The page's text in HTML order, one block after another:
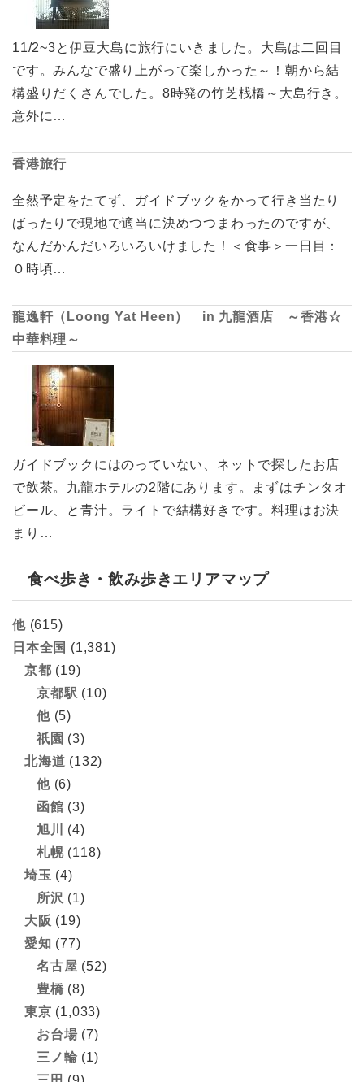
11/2~3と伊豆大島に旅行にいきました。大島は二回目
です。みんなで盛り上がって楽しかった～！朝から結
構盛りだくさんでした。8時発の竹芝桟橋～大島行き。
意外に…
香港旅行
全然予定をたてず、ガイドブックをかって行き当たり
ばったりで現地で適当に決めつつまわったのですが、
なんだかんだいろいろいけました！＜食事＞一日目：
０時頃…
龍逸軒（Loong Yat Heen） in 九龍酒店 ～香港☆
中華料理～
ガイドブックにはのっていない、ネットで探したお店
で飲茶。九龍ホテルの2階にあります。まずはチンタオ
ビール、と青汁。ライトで結構好きです。料理はお決
まり…
食べ歩き・飲み歩きエリアマップ
他(615)
日本全国 (1,381)
京都 (19)
京都駅 (10)
他(5)
祇園 (3)
北海道 (132)
他(6)
函館 (3)
旭川
(4)
札幌(118)
埼玉 (4)
所沢 (1)
大阪 (19)
愛知 (77)
名古屋 (52)
豊橋 (8)
東京 (1,033)
お台場 (7)
三ノ輪 (1)